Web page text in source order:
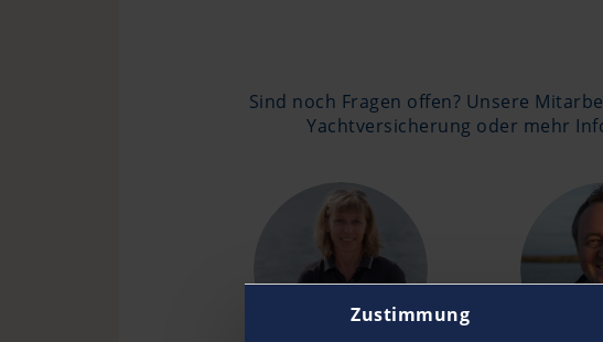
Zustimmung
Sind noch Fragen offen? Unsere
Yachtversicherung oder mehr